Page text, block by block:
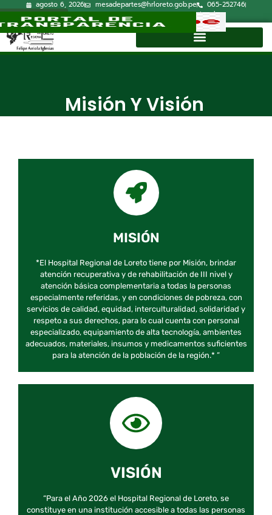
agosto 6, 2026 mesadepartes@hrloreto.gob.pe
065-252746
Lun-Vie 7:30a.m.-15:00p.m.
Correo Institucional
Directorio
Misión Y Visión
MISIÓN
*El Hospital Regional de Loreto tiene por Misión, brindar
atención recuperativa y de rehabilitación de III nivel y
atención básica complementaria a todas la personas
especialmente referidas, y en condiciones de pobreza, con
servicios de calidad, equidad, interculturalidad, solidaridad y
respeto a sus derechos, para lo cual cuenta con personal
especializado, equipamiento de alta tecnología, ambientes
adecuados, materiales, insumos y medicamentos suficientes
para la atención de la población de la región.* ”
VISIÓN
“Para el Año 2026 el Hospital Regional de Loreto, se
constituye en una institución accesible a todas las personas